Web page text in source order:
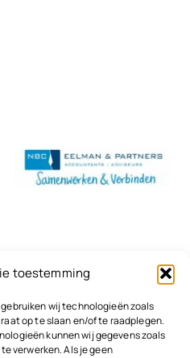
toestemming
wij technologieën zoals
op te slaan en/of te raadplegen.
kunnen wij gegevens zoals
verwerken. Als je geen